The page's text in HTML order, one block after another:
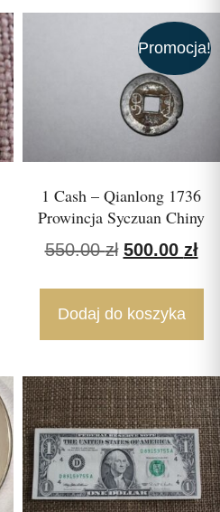
Promocja!
1 Cash – Qianlong 1736
Prowincja Syczuan Chiny
550.00zł 500.00 zł
Dodaj do koszyka